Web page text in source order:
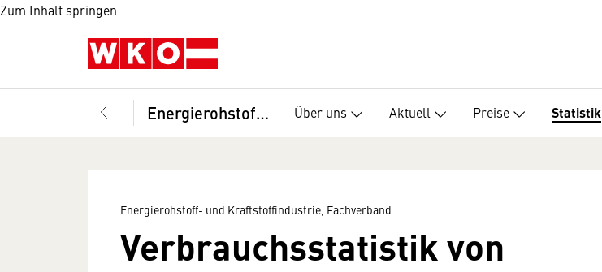
Zum Inhalt springen
Energierohstoff- und Kraftstoffindustrie, Fachverband Über uns Aktuell Preise Statistik
Energierohstoff- und Kraftstoffindustrie, Fachverband
Verbrauchsstatistik von